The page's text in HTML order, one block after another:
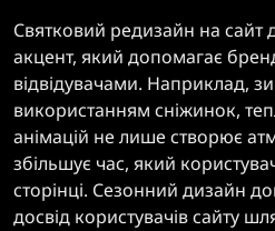
Святковий редизайн на сайт
акцент, який допомагає
відвідувачами. Наприклад,
використанням сніжинок,
анімацій не лише створює
збільшує час, який
сторінці. Сезонний дизайн
досвід користувачів сайту